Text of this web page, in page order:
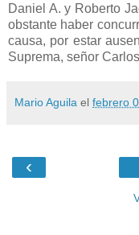
Daniel A. y Roberto
obstante haber
causa, por estar
Suprema, señor
Mario Aguila el febrero
‹